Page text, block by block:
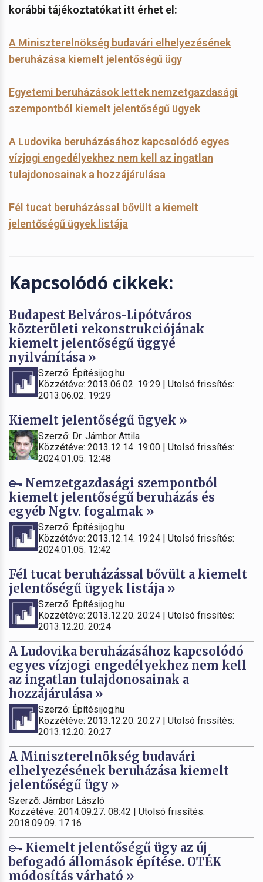
korábbi tájékoztatókat itt érhet el:
A Miniszterelnökség budavári elhelyezésének
beruházása kiemelt jelentőségű ügy
Egyetemi beruházások lettek nemzetgazdasági
szempontból kiemelt jelentőségű ügyek
A Ludovika beruházásához kapcsolódó egyes
vízjogi engedélyekhez nem kell az ingatlan
tulajdonosainak a hozzájárulása
Fél tucat beruházással bővült a kiemelt
jelentőségű ügyek listája
Kapcsolódó cikkek:
Budapest Belváros-Lipótváros
közterületi rekonstrukciójának
kiemelt jelentőségű üggyé
nyilvánítása »
Szerző: Építésijog.hu
Közzétéve: 2013.06.02. 19:29 | Utolsó frissítés:
2013.06.02. 19:29
Kiemelt jelentőségű ügyek »
Szerző: Dr. Jámbor Attila
Közzétéve: 2013.12.14. 19:00 | Utolsó frissítés:
2024.01.05. 12:48
Nemzetgazdasági szempontból
kiemelt jelentőségű beruházás és
egyéb Ngtv. fogalmak »
Szerző: Építésijog.hu
Közzétéve: 2013.12.14. 19:24 | Utolsó frissítés:
2024.01.05. 12:42
Fél tucat beruházással bővült a kiemelt
jelentőségű ügyek listája »
Szerző: Építésijog.hu
Közzétéve: 2013.12.20. 20:24 | Utolsó frissítés:
2013.12.20. 20:24
A Ludovika beruházásához kapcsolódó
egyes vízjogi engedélyekhez nem kell
az ingatlan tulajdonosainak a
hozzájárulása »
Szerző: Építésijog.hu
Közzétéve: 2013.12.20. 20:27 | Utolsó frissítés:
2013.12.20. 20:27
A Miniszterelnökség budavári
elhelyezésének beruházása kiemelt
jelentőségű ügy »
Szerző: Jámbor László
Közzétéve: 2014.09.27. 08:42 | Utolsó frissítés:
2018.09.09. 17:16
Kiemelt jelentőségű ügy az új
befogadó állomások építése. OTÉK
módosítás várható »